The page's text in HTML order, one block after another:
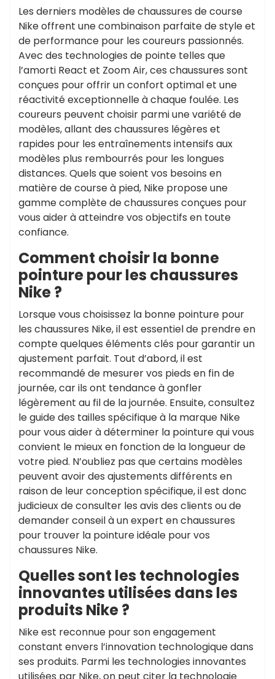
Les derniers modèles de chaussures de course
Nike offrent une combinaison parfaite de style et
de performance pour les coureurs passionnés.
Avec des technologies de pointe telles que
l’amorti React et Zoom Air, ces chaussures sont
conçues pour offrir un confort optimal et une
réactivité exceptionnelle à chaque foulée. Les
coureurs peuvent choisir parmi une variété de
modèles, allant des chaussures légères et
rapides pour les entraînements intensifs aux
modèles plus rembourrés pour les longues
distances. Quels que soient vos besoins en
matière de course à pied, Nike propose une
gamme complète de chaussures conçues pour
vous aider à atteindre vos objectifs en toute
confiance.
Comment choisir la bonne
pointure pour les chaussures
Nike ?
Lorsque vous choisissez la bonne pointure pour
les chaussures Nike, il est essentiel de prendre en
compte quelques éléments clés pour garantir un
ajustement parfait. Tout d’abord, il est
recommandé de mesurer vos pieds en fin de
journée, car ils ont tendance à gonfler
légèrement au fil de la journée. Ensuite, consultez
le guide des tailles spécifique à la marque Nike
pour vous aider à déterminer la pointure qui vous
convient le mieux en fonction de la longueur de
votre pied. N’oubliez pas que certains modèles
peuvent avoir des ajustements différents en
raison de leur conception spécifique, il est donc
judicieux de consulter les avis des clients ou de
demander conseil à un expert en chaussures
pour trouver la pointure idéale pour vos
chaussures Nike.
Quelles sont les technologies
innovantes utilisées dans les
produits Nike ?
Nike est reconnue pour son engagement
constant envers l’innovation technologique dans
ses produits. Parmi les technologies innovantes
utilisées par Nike, on peut citer la technologie